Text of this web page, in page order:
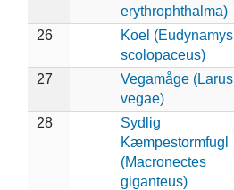
erythrophthalma)
26
Koel (Eudynamys
scolopaceus)
27
Vegamåge (Larus
vegae)
28
Sydlig
Kæmpestormfugl
(Macronectes
giganteus)